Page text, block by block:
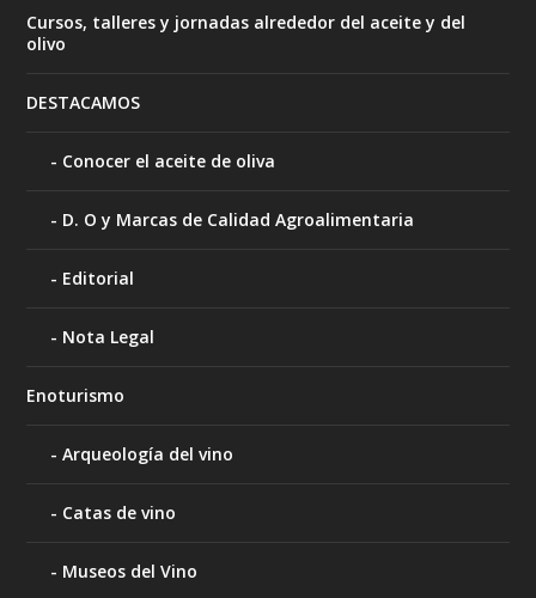
Cursos, talleres y jornadas alrededor del aceite y del
olivo
DESTACAMOS
Conocer el aceite de oliva
D. O y Marcas de Calidad Agroalimentaria
Editorial
Nota Legal
Enoturismo
Arqueología del vino
Catas de vino
Museos del Vino